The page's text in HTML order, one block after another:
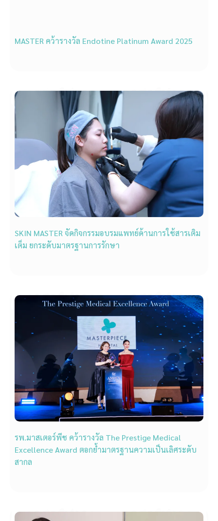
MASTER คว้ารางวัล Endotine Platinum Award 2025
SKIN MASTER จัดกิจกรรมอบรมแพทย์ด้านการใช้สารเติม
เต็ม ยกระดับมาตรฐานการรักษา
รพ.มาสเตอร์พีช คว้ารางวัล The Prestige Medical
Excellence Award ตอกย้ำมาตรฐานความเป็นเลิศระดับ
สากล